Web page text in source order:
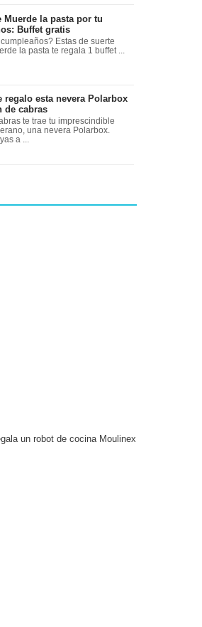
Muerde la pasta por tu
Buffet gratis
Estas de suerte
la pasta te regala 1 buffet ...
regalo esta nevera Polarbox
de cabras
te trae tu imprescindible
una nevera Polarbox.
a ...
un robot de cocina Moulinex